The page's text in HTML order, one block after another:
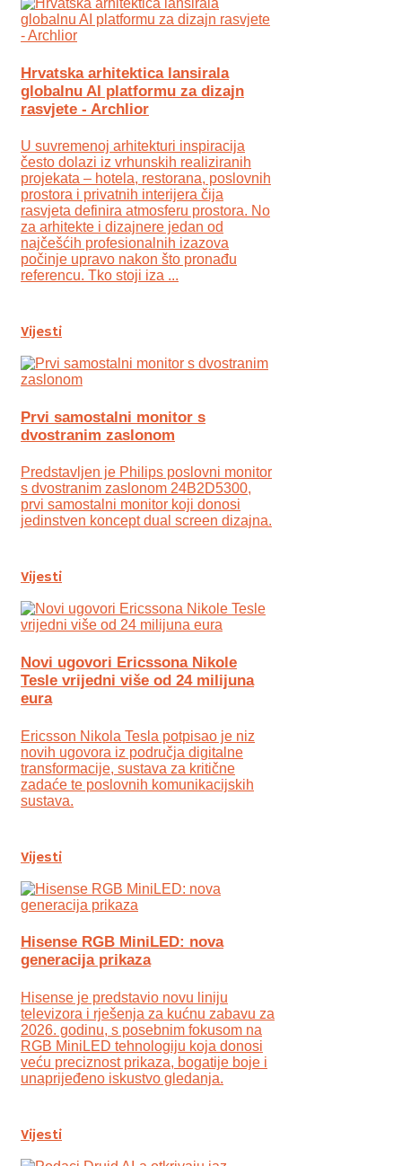
Hrvatska arhitektica lansirala
globalnu AI platformu za dizajn
rasvjete - Archlior
U suvremenoj arhitekturi inspiracija
često dolazi iz vrhunskih realiziranih
projekata – hotela, restorana, poslovnih
prostora i privatnih interijera čija
rasvjeta definira atmosferu prostora. No
za arhitekte i dizajnere jedan od
najčešćih profesionalnih izazova
počinje upravo nakon što pronađu
referencu. Tko stoji iza ...
Vijesti
Prvi samostalni monitor s
dvostranim zaslonom
Predstavljen je Philips poslovni monitor
s dvostranim zaslonom 24B2D5300,
prvi samostalni monitor koji donosi
jedinstven koncept dual screen dizajna.
Vijesti
Novi ugovori Ericssona Nikole
Tesle vrijedni više od 24 milijuna
eura
Ericsson Nikola Tesla potpisao je niz
novih ugovora iz područja digitalne
transformacije, sustava za kritične
zadaće te poslovnih komunikacijskih
sustava.
Vijesti
Hisense RGB MiniLED: nova
generacija prikaza
Hisense je predstavio novu liniju
televizora i rješenja za kućnu zabavu za
2026. godinu, s posebnim fokusom na
RGB MiniLED tehnologiju koja donosi
veću preciznost prikaza, bogatije boje i
unaprijeđeno iskustvo gledanja.
Vijesti